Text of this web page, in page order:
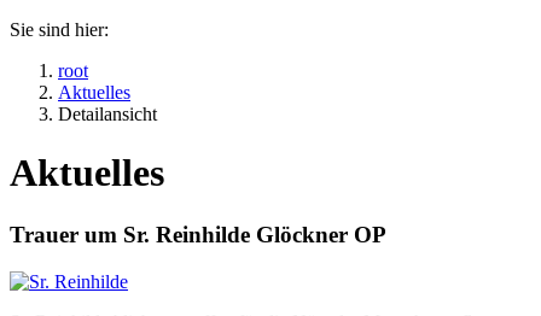
Sie sind hier:
root
Aktuelles
Detailansicht
Aktuelles
Trauer um Sr. Reinhilde Glöckner OP